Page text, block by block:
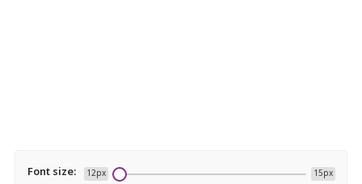
Font size: 12px 15px